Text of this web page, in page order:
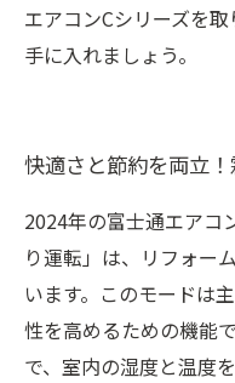
エアコンCシリーズを
手に入れましょう。
快適さと節約を両立
2024年の富士通エアコ
り運転」は、リフォー
います。このモードは
性を高めるための機能
で、室内の湿度と温度